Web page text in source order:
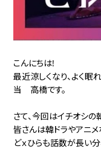
こんにちは!
最近涼しくなり、よく
当 高橋です。
さて、今回はイチオシ
皆さんは韓ドラやアニ
どｘひらも話数が長い